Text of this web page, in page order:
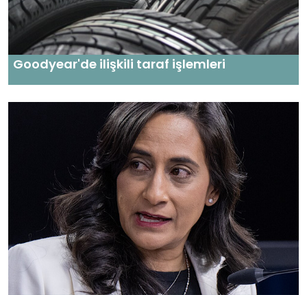
Goodyear'de ilişkili taraf işlemleri